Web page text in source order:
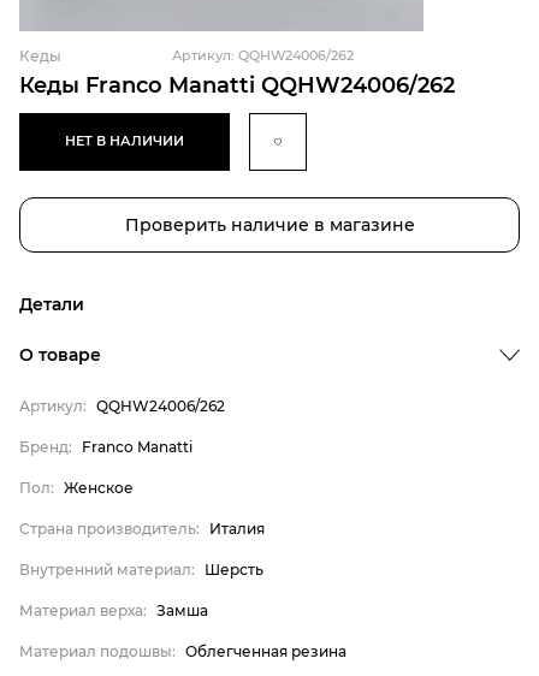
Кеды Franco Manatti QQHW24006/262
Кеды Артикул: QQHW24006/262
НЕТ В НАЛИЧИИ
Проверить наличие в магазине
Детали
Бренд
Пол
Материал стельки
О товаре
Артикул: QQHW24006/262
Бренд: Franco Manatti
Пол: Женское
Страна производитель: Италия
Внутренний материал: Шерсть
Материал верха: Замша
Материал подошвы: Облегченная резина